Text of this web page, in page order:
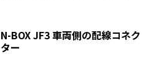
N-BOX JF3 車両側の配線コネク
ター